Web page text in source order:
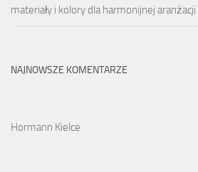
materiały i kolory dla harmonijnej aranżacji
NAJNOWSZE KOMENTARZE
Hormann Kielce